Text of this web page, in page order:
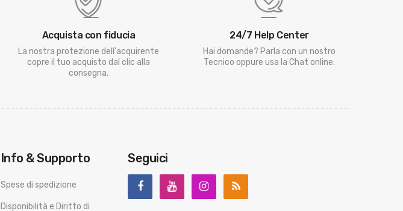
Acquista con fiducia
La nostra protezione dell'acquirente
copre il tuo acquisto dal clic alla
consegna.
24/7 Help Center
Hai domande? Parla con un nostro
Tecnico oppure usa la Chat online.
Info & Supporto
Spese di spedizione
Disponibilità e Diritto di
Seguici